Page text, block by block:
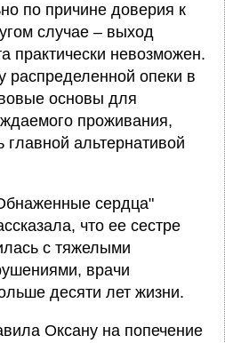
по причине доверия к
случае – выход
практически невозможен.
распределенной опеки в
основы для
проживания,
главной альтернативой
сердца"
что ее сестре
с тяжелыми
врачи
десяти лет жизни.
Оксану на попечение